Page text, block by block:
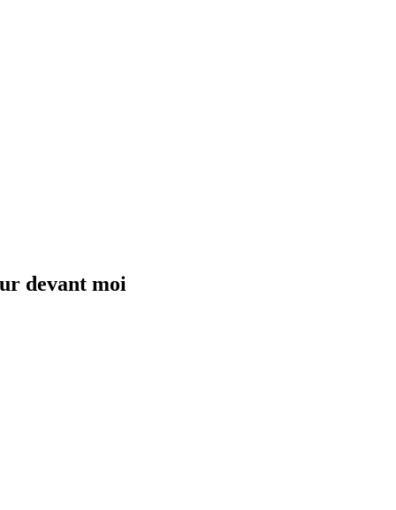
devant moi